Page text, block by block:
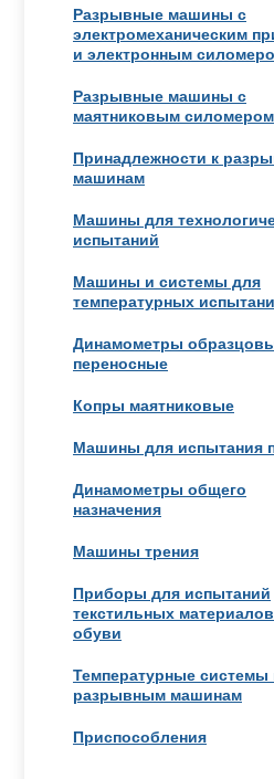
Разрывные машины с
электромеханическим
и электронным
Разрывные машины с
маятниковым силомером
Принадлежности к
машинам
Машины для
испытаний
Машины и системы для
температурных
Динамометры
переносные
Копры маятниковые
Машины для испытания
Динамометры общего
назначения
Машины трения
Приборы для испытаний
текстильных
обуви
Температурные системы
разрывным машинам
Приспособления